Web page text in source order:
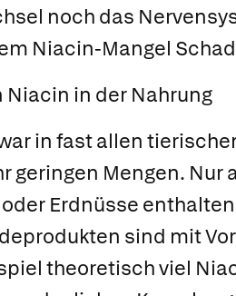
noch das
Niacin-Mangel
Niacin in der Nahrung
in fast allen
geringen Mengen.
Erdnüsse
sind mit
theoretisch viel